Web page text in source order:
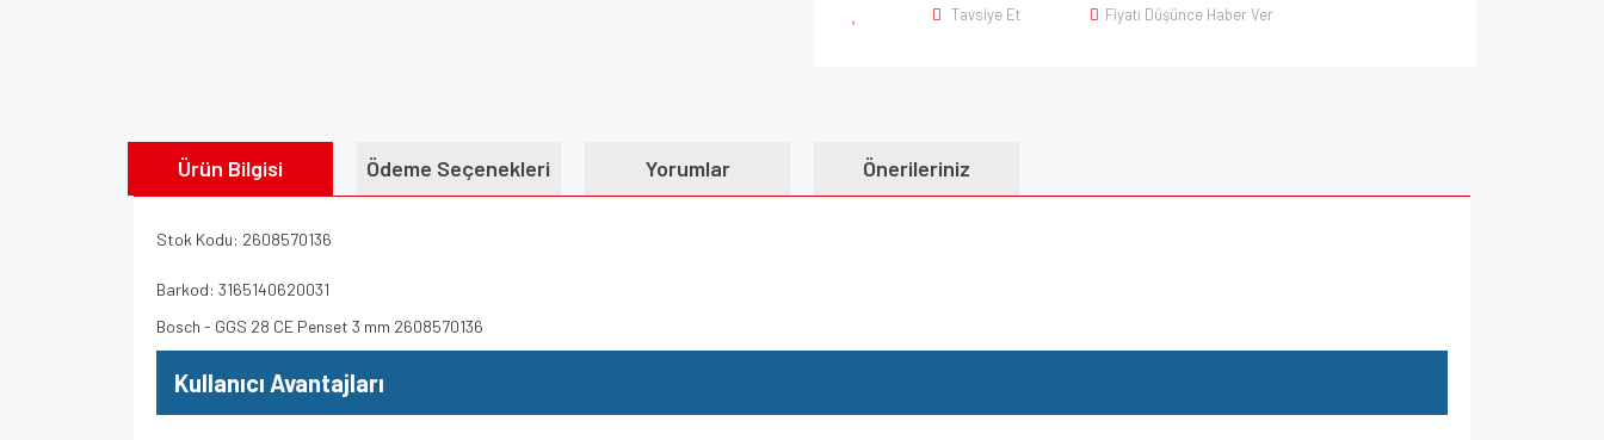
Tavsiye Et Fiyatı Düşünce Haber Ver
Ürün Bilgisi Ödeme Seçenekleri Yorumlar Önerileriniz
Stok Kodu: 2608570136
Barkod: 3165140620031
Bosch - GGS 28 CE Penset 3 mm 2608570136
Kullanıcı Avantajları